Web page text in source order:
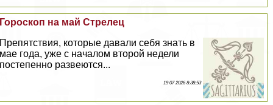
Гороскоп на май Стрелец
Препятствия, которые давали себя знать в
мае года, уже с началом второй недели
постепенно развеются...
19 07 2026 8:38:53